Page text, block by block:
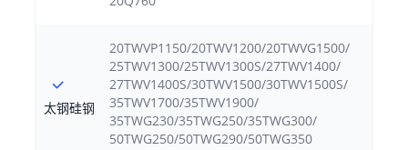
太钢硅钢
20TWVP1150/20TWV1200/20TWVG1500/
25TWV1300/25TWV1300S/27TWV1400/
27TWV1400S/30TWV1500/30TWV1500S/
35TWV1700/35TWV1900/
35TWG230/35TWG250/35TWG300/
50TWG250/50TWG290/50TWG350